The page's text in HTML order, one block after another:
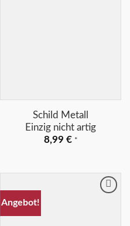
Schild Metall
Einzig nicht artig
8,99 € *
Angebot!
Merkliste